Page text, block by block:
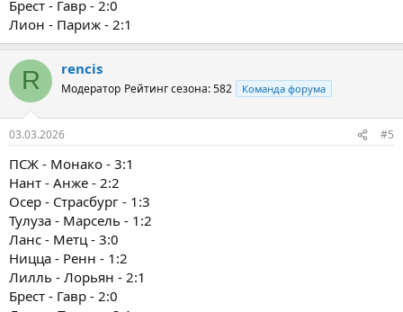
Брест - Гавр - 2:0
Лион - Париж - 2:1
R rencis
Модератор Рейтинг сезона: 582 Команда форума
03.03.2026 #5
ПСЖ - Монако - 3:1
Нант - Анже - 2:2
Осер - Страсбург - 1:3
Тулуза - Марсель - 1:2
Ланс - Метц - 3:0
Ницца - Ренн - 1:2
Лилль - Лорьян - 2:1
Брест - Гавр - 2:0